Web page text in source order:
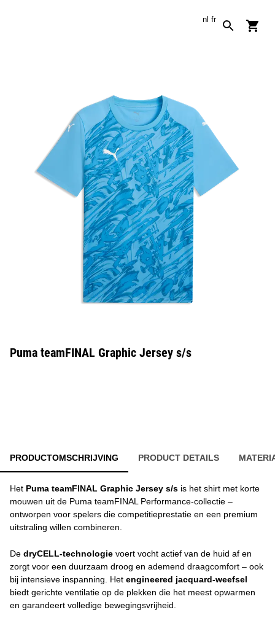
nl fr
Puma teamFINAL Graphic Jersey s/s
PRODUCTOMSCHRIJVING PRODUCT DETAILS
Het Puma teamFINAL Graphic Jersey s/s is het shirt met korte
mouwen uit de Puma teamFINAL Performance-collectie –
ontworpen voor spelers die competitieprestatie en een premium
uitstraling willen combineren.
De dryCELL-technologie voert vocht actief van de huid af en
zorgt voor een duurzaam droog en ademend draagcomfort – ook
bij intensieve inspanning. Het engineered jacquard-weefsel
biedt gerichte ventilatie op de plekken die het meest opwarmen
en garandeert volledige bewegingsvrijheid.